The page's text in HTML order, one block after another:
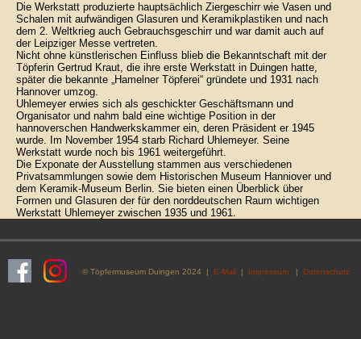
Die Werkstatt produzierte hauptsächlich Ziergeschirr wie Vasen und
Schalen mit aufwändigen Glasuren und Keramikplastiken und nach
dem 2. Weltkrieg auch Gebrauchsgeschirr und war damit auch auf
der Leipziger Messe vertreten.
Nicht ohne künstlerischen Einfluss blieb die Bekanntschaft mit der
Töpferin Gertrud Kraut, die ihre erste Werkstatt in Duingen hatte,
später die bekannte „Hamelner Töpferei“ gründete und 1931 nach
Hannover umzog.
Uhlemeyer erwies sich als geschickter Geschäftsmann und
Organisator und nahm bald eine wichtige Position in der
hannoverschen Handwerkskammer ein, deren Präsident er 1945
wurde. Im November 1954 starb Richard Uhlemeyer. Seine
Werkstatt wurde noch bis 1961 weitergeführt.
Die Exponate der Ausstellung stammen aus verschiedenen
Privatsammlungen sowie dem Historischen Museum Hanniover und
dem Keramik-Museum Berlin. Sie bieten einen Überblick über
Formen und Glasuren der für den norddeutschen Raum wichtigen
Werkstatt Uhlemeyer zwischen 1935 und 1961.
© Töpfermuseum Duingen 2024 | E-Mail | Impressum | Datenschutz